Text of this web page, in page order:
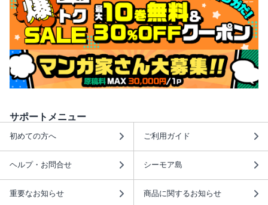
サポートメニュー
初めての方へ ご利用ガイド
ヘルプ・お問合せ シーモア島
重要なお知らせ 商品に関するお知らせ